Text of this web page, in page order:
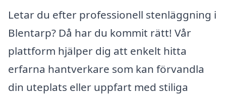
Letar du efter professionell stenläggning i
Blentarp? Då har du kommit rätt! Vår
plattform hjälper dig att enkelt hitta
erfarna hantverkare som kan förvandla
din uteplats eller uppfart med stiliga